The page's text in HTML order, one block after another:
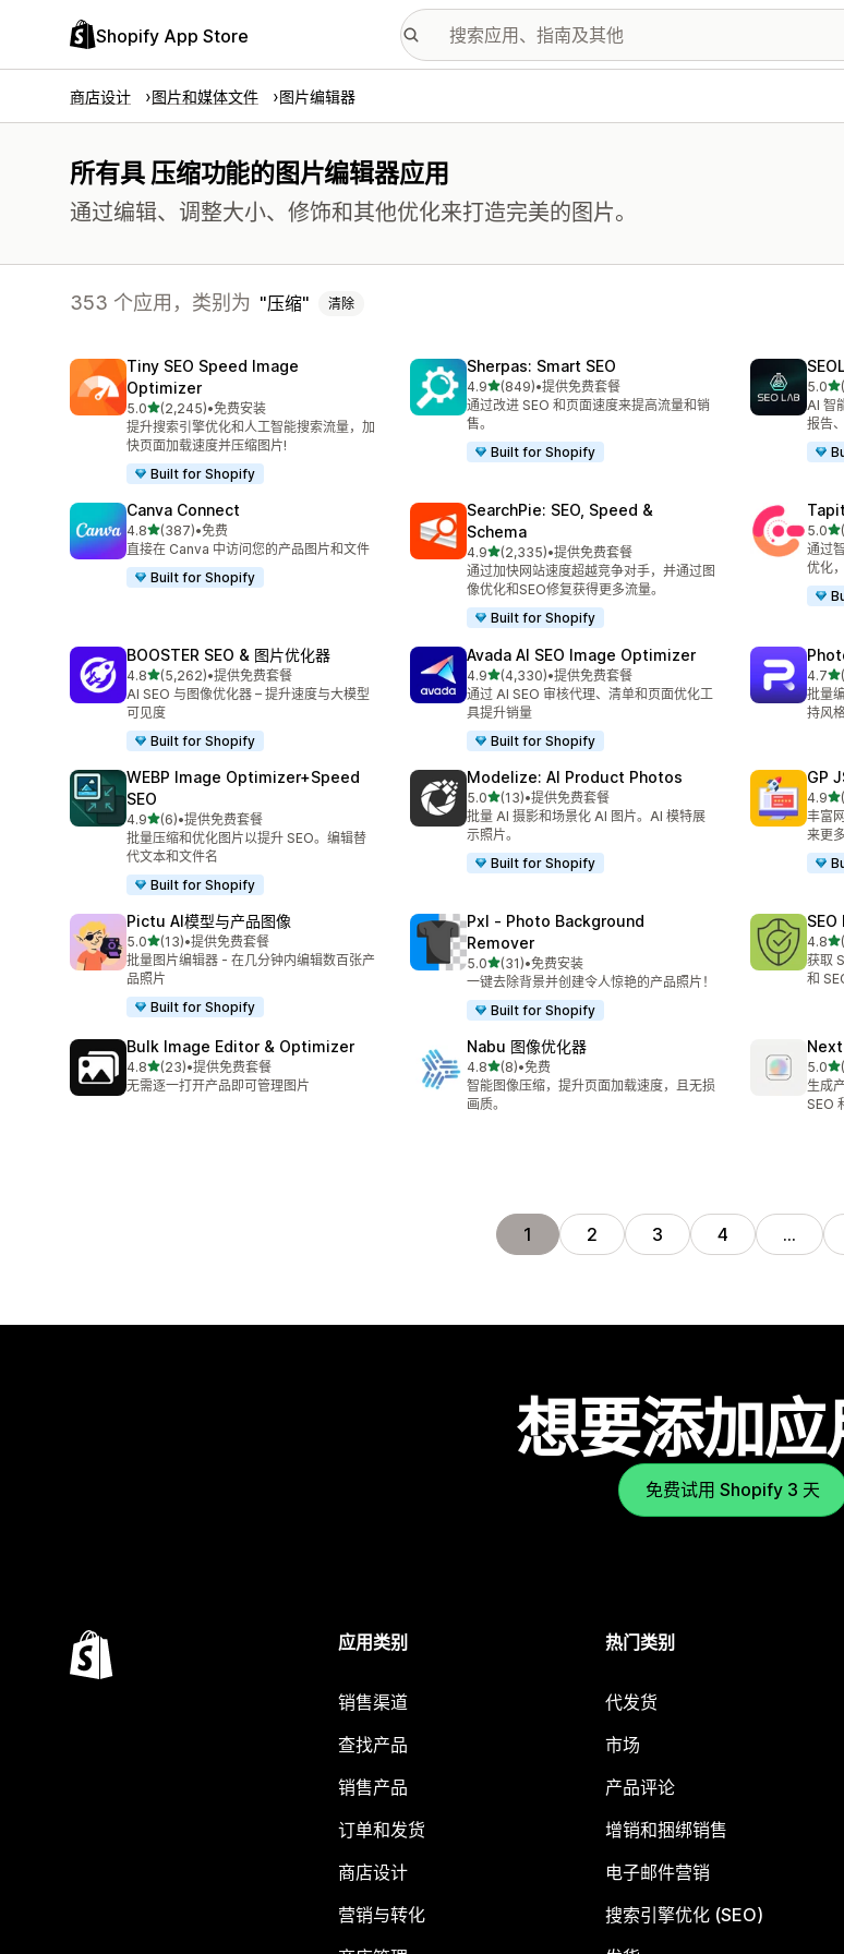
Shopify App Store
商店设计 图片和媒体文件 图片编辑器
所有具 压缩功能的图片编辑器应用
通过编辑、调整大小、修饰和其他优化来打造完美的图片。
353 个应用，类别为 压缩 清除
Tiny SEO Speed Image
Optimizer
5.0星（满分 5 星）
(2,245)
总共 2245 条评论
•免费安装
提升搜索引擎优化和人工智能搜索流量，加
快页面加载速度并压缩图片!
Built for Shopify
Sherpas: Smart SEO
4.9星（满分 5 星）
(849)
总共 849 条评论
•提供免费套餐
通过改进 SEO 和页面速度来提高流量和销
售。
Built for Shopify
5.0星
总共
AI 智
报告
Canva Connect
4.8星（满分 5 星）
(387)
总共 387 条评论
•免费
直接在 Canva 中访问您的产品图片和文件
Built for Shopify
SearchPie: SEO, Speed &
Schema
4.9星（满分 5 星）
(2,335)
总共 2335 条评论
•提供免费套餐
通过加快网站速度超越竞争对手，并通过图
像优化和SEO修复获得更多流量。
Built for Shopify
5.0星
总共
通过
优化
BOOSTER SEO & 图片优化器
4.8星（满分 5 星）
(5,262)
总共 5262 条评论
•提供免费套餐
AI SEO 与图像优化器 – 提升速度与大模型
可见度
Built for Shopify
Avada AI SEO Image Optimizer
4.9星（满分 5 星）
(4,330)
总共 4330 条评论
•提供免费套餐
通过 AI SEO 审核代理、清单和页面优化工
具提升销量
Built for Shopify
4.7星
总共
批量
持风
WEBP Image Optimizer+Speed
SEO
4.9星（满分 5 星）
(6)
总共 6 条评论
•提供免费套餐
批量压缩和优化图片以提升 SEO。编辑替
代文本和文件名
Built for Shopify
Modelize: AI Product Photos
5.0星（满分 5 星）
(13)
总共 13 条评论
•提供免费套餐
批量 AI 摄影和场景化 AI 图片。AI 模特展
示照片。
Built for Shopify
GP
4.9星
总共
丰富
来更
Pictu AI模型与产品图像
5.0星（满分 5 星）
(13)
总共 13 条评论
•提供免费套餐
批量图片编辑器 - 在几分钟内编辑数百张产
品照片
Built for Shopify
Pxl ‑ Photo Background
Remover
5.0星（满分 5 星）
(31)
总共 31 条评论
•免费安装
一键去除背景并创建令人惊艳的产品照片！
Built for Shopify
4.8星
总共
获取
和
Bulk Image Editor & Optimizer
4.8星（满分 5 星）
(23)
总共 23 条评论
•提供免费套餐
无需逐一打开产品即可管理图片
Nabu 图像优化器
4.8星（满分 5 星）
(8)
总共 8 条评论
•免费
智能图像压缩，提升页面加载速度，且无损
画质。
5.0星
总共
生成
SEO
1 2 3 4 …
想要添加应
免费试用 Shopify 3 天
应用类别
销售渠道
查找产品
销售产品
订单和发货
商店设计
营销与转化
热门类别
代发货
市场
产品评论
增销和捆绑销售
电子邮件营销
搜索引擎优化 (SEO)